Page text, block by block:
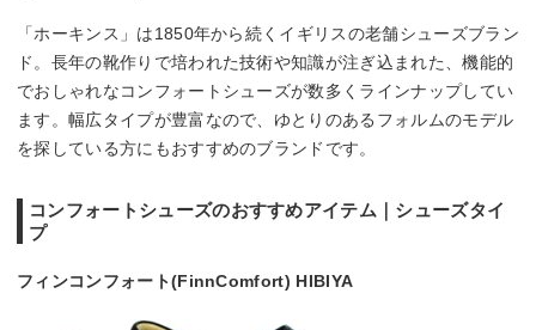
「ホーキンス」は1850年から続くイギリスの老舗シューズブラン
ド。長年の靴作りで培われた技術や知識が注ぎ込まれた、機能的
でおしゃれなコンフォートシューズが数多くラインナップしてい
ます。幅広タイプが豊富なので、ゆとりのあるフォルムのモデル
を探している方にもおすすめのブランドです。
コンフォートシューズのおすすめアイテム｜シューズタイ
プ
フィンコンフォート(FinnComfort) HIBIYA